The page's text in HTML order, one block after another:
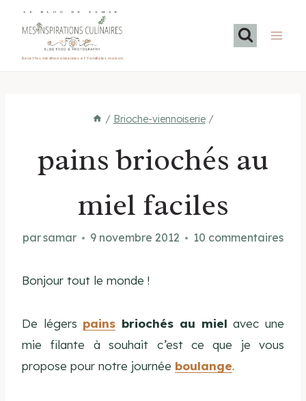
LE BLOG DE SAMAR
Recettes méditerranéennes et familiales maison
/ Brioche-viennoiserie /
pains briochés au
miel faciles
parsamar 9 novembre 2012 10 commentaires
Bonjour tout le monde !
De légers pains briochés au miel avec une
mie filante à souhait c’est ce que je vous
propose pour notre journée boulange.